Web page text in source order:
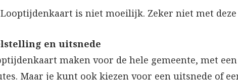
is niet moeilijk. Zeker niet met deze
en uitsnede
maken voor de hele gemeente, met
Maar je kunt ook kiezen voor een uitsnede of